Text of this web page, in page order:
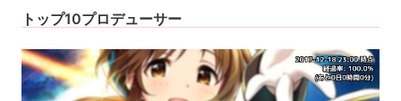
トップ10プロデューサー